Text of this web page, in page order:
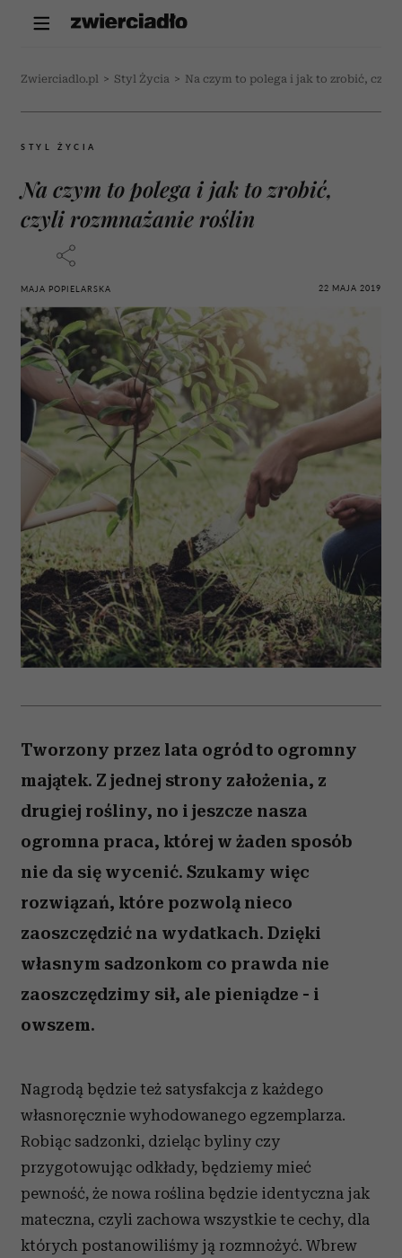
Zwierciadlo.pl > Styl Życia > Na czym to polega i jak to zrobić, czyli
STYL ŻYCIA
Na czym to polega i jak to zrobić,
czyli rozmnażanie roślin
MAJA POPIELARSKA 22 MAJA 2019
Tworzony przez lata ogród to ogromny
majątek. Z jednej strony założenia, z
drugiej rośliny, no i jeszcze nasza
ogromna praca, której w żaden sposób
nie da się wycenić. Szukamy więc
rozwiązań, które pozwolą nieco
zaoszczędzić na wydatkach. Dzięki
własnym sadzonkom co prawda nie
zaoszczędzimy sił, ale pieniądze - i
owszem.
Nagrodą będzie też satysfakcja z każdego
własnoręcznie wyhodowanego egzemplarza.
Robiąc sadzonki, dzieląc byliny czy
przygotowując odkłady, będziemy mieć
pewność, że nowa roślina będzie identyczna jak
mateczna, czyli zachowa wszystkie te cechy, dla
których postanowiliśmy ją rozmnożyć. Wbrew